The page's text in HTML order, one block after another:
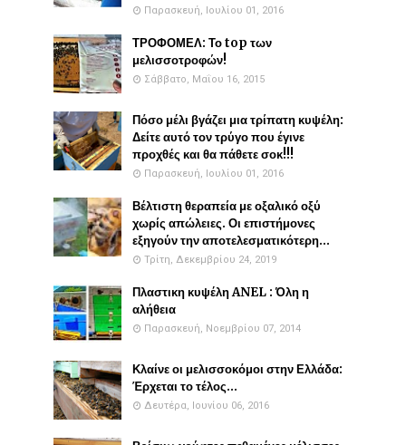
Παρασκευή, Ιουλίου 01, 2016
ΤΡΟΦΟΜΕΛ: Το top των
μελισσοτροφών!
Σάββατο, Μαΐου 16, 2015
Πόσο μέλι βγάζει μια τρίπατη κυψέλη:
Δείτε αυτό τον τρύγο που έγινε
προχθές και θα πάθετε σοκ!!!
Παρασκευή, Ιουλίου 01, 2016
Βέλτιστη θεραπεία με οξαλικό οξύ
χωρίς απώλειες. Οι επιστήμονες
εξηγούν την αποτελεσματικότερη...
Τρίτη, Δεκεμβρίου 24, 2019
Πλαστικη κυψέλη ANEL : Όλη η
αλήθεια
Παρασκευή, Νοεμβρίου 07, 2014
Κλαίνε οι μελισσοκόμοι στην Ελλάδα:
Έρχεται το τέλος...
Δευτέρα, Ιουνίου 06, 2016